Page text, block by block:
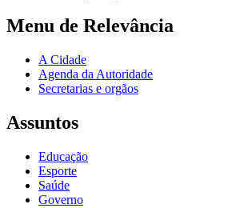
Menu de Relevância
A Cidade
Agenda da Autoridade
Secretarias e orgãos
Assuntos
Educação
Esporte
Saúde
Governo